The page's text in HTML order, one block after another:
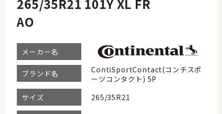
265/35R21 101Y XL FR
AO
メーカー名
ブランド名
ContiSportContact(コンチスポ
ーツコンタクト) 5P
サイズ
265/35R21